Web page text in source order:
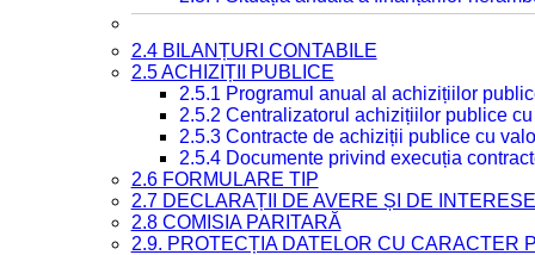
2.4 BILANȚURI CONTABILE
2.5 ACHIZIȚII PUBLICE
2.5.1 Programul anual al achizițiilor
2.5.2 Centralizatorul achizițiilor publice
2.5.3 Contracte de achiziții publice cu
2.5.4 Documente privind execuția
2.6 FORMULARE TIP
2.7 DECLARAȚII DE AVERE ȘI DE INTERESE
2.8 COMISIA PARITARĂ
2.9. PROTECȚIA DATELOR CU CARACTER